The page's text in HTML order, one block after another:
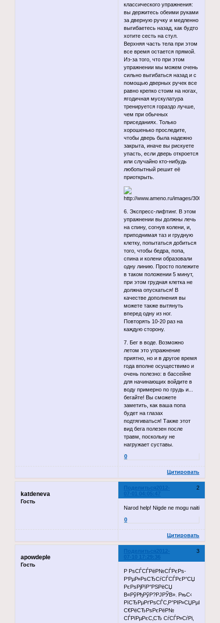
классического упражнения:
вы держитесь обеими руками
за дверную ручку и медленно
выгибаетесь назад, как будто
хотите сесть на стул.
Верхняя часть тела при этом
все время остается прямой.
Из-за того, что при этом
упражнении мы можем очень
сильно выгибаться назад и с
помощью дверных ручек все
равно крепко стоим на ногах,
ягодичная мускулатура
тренируется гораздо лучше,
чем при обычных
приседаниях. Только
хорошенько проследите,
чтобы дверь была надежно
закрыта, иначе вы рискуете
упасть, если дверь откроется
или случайно кто-нибудь
любопытный решит её
приоткрыть.
6. Экспресс-лифтинг. В этом
упражнении вы должны лечь
на спину, согнув колени, и,
приподнимая таз и грудную
клетку, попытаться добиться
того, чтобы бедра, попа,
спина и колени образовали
одну линию. Просто полежите
в таком положении 5 минут,
при этом грудная клетка не
должна опускаться! В
качестве дополнения вы
можете также вытянуть
вперед одну из ног.
Повторять 10-20 раз на
каждую сторону.
7. Бег в воде. Возможно
летом это упражнение
приятно, но и в другое время
года вполне осуществимо и
очень полезно: в бассейне
для начинающих войдите в
воду примерно по грудь и...
бегайте! Вы сможете
заметить, как ваша попа
будет на глазах
подтягиваться! Также этот
вид бега полезен после
травм, поскольку не
нагружает суставы.
0
Цитировать
Поделиться 2
2012-
07-01 04:05:47
katdeneva
Гость
Narod help! Nigde ne mogu naiti
0
Цитировать
Поделиться 3
2012-
07-10 17:29:36
apowdeple
Гость
Р РѕСЃСЃРёР№СЃРєРѕ-
Р‘РµР»РѕСЂСѓСЃСЃРєР°СЏ
РєРѕРјРїР°РЅРёСЏ
В«РўРђРўР?РЈРЎВ». РњС‹
РїСЂРµРґРѕСЃС‚Р°РІР»СЏРµРј
С€РёСЂРѕРєРёР№
СЃРїРµРєС‚СЂ СѓСЃР»СѓРі,